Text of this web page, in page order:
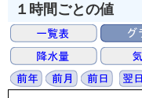
１時間ごとの値